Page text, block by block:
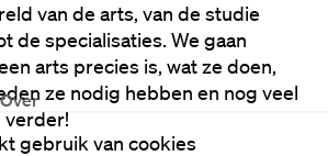
Over
gebruik van cookies
van de arts, van de studie
de specialisaties. We gaan
arts precies is, wat ze doen,
ze nodig hebben en nog veel
verder!